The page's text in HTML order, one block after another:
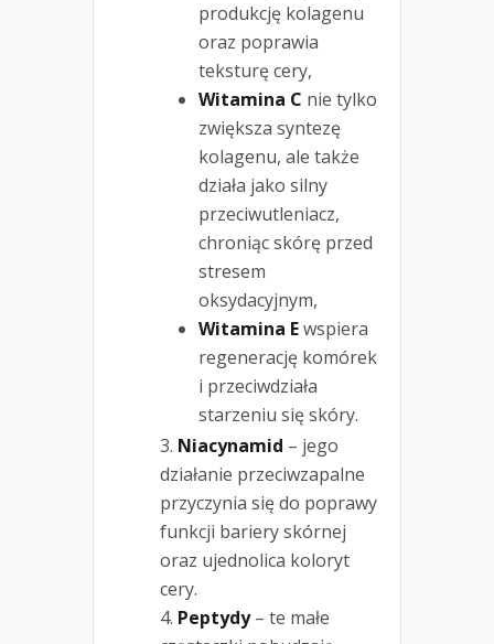
produkcję kolagenu
oraz poprawia
teksturę cery,
Witamina C nie tylko
zwiększa syntezę
kolagenu, ale także
działa jako silny
przeciwutleniacz,
chroniąc skórę przed
stresem
oksydacyjnym,
Witamina Ewspiera
regenerację komórek
i przeciwdziała
starzeniu się skóry.
Niacynamid – jego
działanie przeciwzapalne
przyczynia się do poprawy
funkcji bariery skórnej
oraz ujednolica koloryt
cery.
Peptydy– te małe